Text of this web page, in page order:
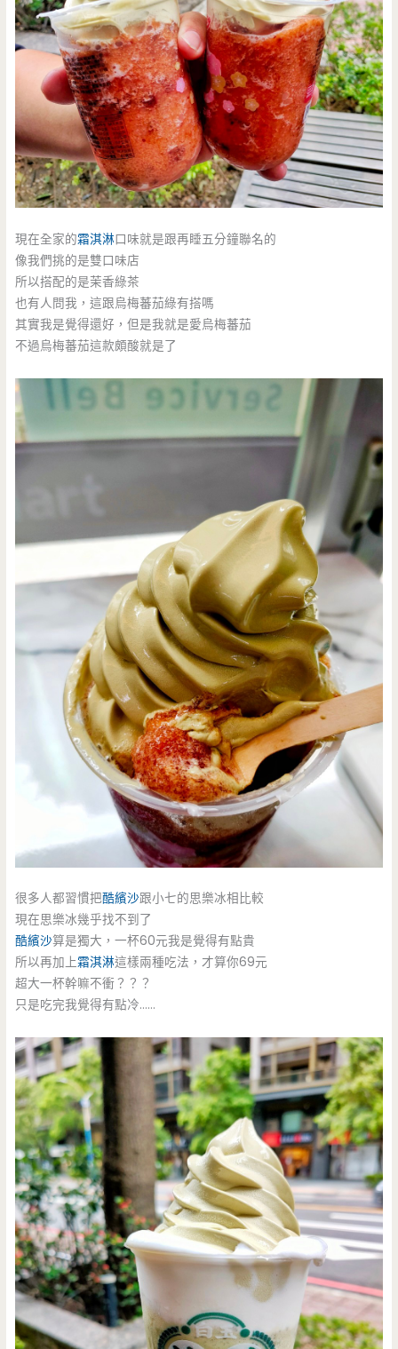
現在全家的霜淇淋口味就是跟再睡五分鐘聯名的
像我們挑的是雙口味店
所以搭配的是茉香綠茶
也有人問我，這跟烏梅蕃茄綠有搭嗎
其實我是覺得還好，但是我就是愛烏梅蕃茄
不過烏梅蕃茄這款頗酸就是了
很多人都習慣把酷繽沙跟小七的思樂冰相比較
現在思樂冰幾乎找不到了
酷繽沙算是獨大，一杯60元我是覺得有點貴
所以再加上霜淇淋這樣兩種吃法，才算你69元
超大一杯幹嘛不衝？？？
只是吃完我覺得有點冷……